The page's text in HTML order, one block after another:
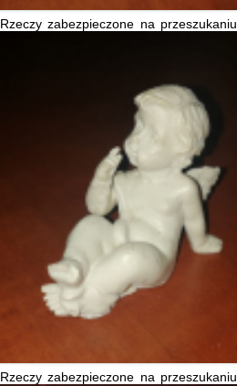
Rzeczy zabezpieczone na przeszukaniu
Rzeczy zabezpieczone na przeszukaniu